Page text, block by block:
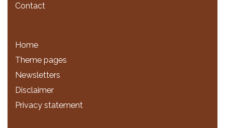
Contact
Home
Theme pages
Newsletters
Disclaimer
Privacy statement